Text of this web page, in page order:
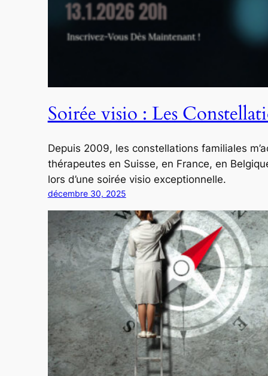
Soirée visio : Les
Depuis 2009, les constellations familiales
thérapeutes en Suisse, en France, en
lors d’une soirée visio exceptionnelle.
décembre 30, 2025